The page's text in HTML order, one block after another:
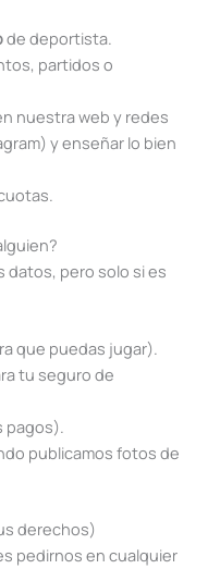
de deportista.
partidos o
nuestra web y redes
y enseñar lo bien
datos, pero solo si es
que puedas jugar).
tu seguro de
pagos).
publicamos fotos de
derechos)
pedirnos en cualquier